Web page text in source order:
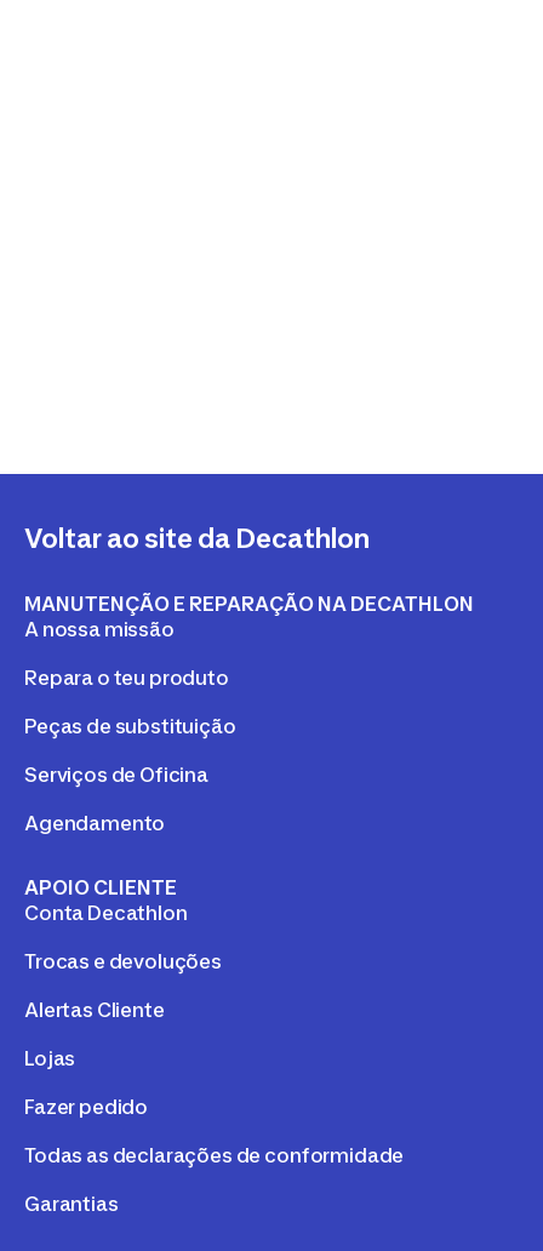
Voltar ao site da Decathlon
MANUTENÇÃO E REPARAÇÃO NA DECATHLON
A nossa missão
Repara o teu produto
Peças de substituição
Serviços de Oficina
Agendamento
APOIO CLIENTE
Conta Decathlon
Trocas e devoluções
Alertas Cliente
Lojas
Fazer pedido
Todas as declarações de conformidade
Garantias